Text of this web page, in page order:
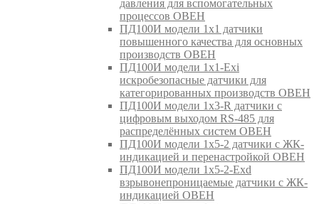
давления для вспомогательных
процессов ОВЕН
ПД100И модели 1х1 датчики
повышенного качества для основных
производств ОВЕН
ПД100И модели 1х1-Exi
искробезопасные датчики для
категорированных производств ОВЕН
ПД100И модели 1х3-R датчики с
цифровым выходом RS-485 для
распределённых систем ОВЕН
ПД100И модели 1х5-2 датчики с ЖК-
индикацией и перенастройкой ОВЕН
ПД100И модели 1х5-2-Exd
взрывонепроницаемые датчики с ЖК-
индикацией ОВЕН